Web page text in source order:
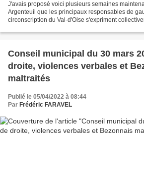
J'avais proposé voici plusieurs semaines
Argenteuil que les principaux responsables de
circonscription du Val-d'Oise s'expriment
Conseil municipal du 30 mars
droite, violences verbales et
maltraités
Publié le 05/04/2022 à 08:44
Par Frédéric FARAVEL